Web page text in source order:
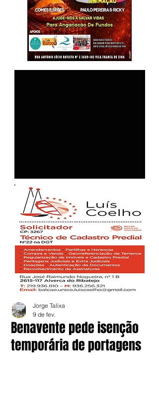
Benavente pede isenção
temporária de portagens
Jorge Talixa
9 de fev.